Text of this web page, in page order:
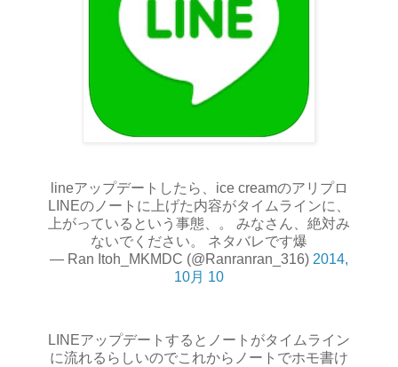
lineアップデートしたら、ice creamのアリプロ
LINEのノートに上げた内容がタイムラインに、
上がっているという事態、。 みなさん、絶対み
ないでください。 ネタバレです爆
— Ran Itoh_MKMDC (@Ranranran_316) 2014,
10月 10
LINEアップデートするとノートがタイムライン
に流れるらしいのでこれからノートでホモ書け